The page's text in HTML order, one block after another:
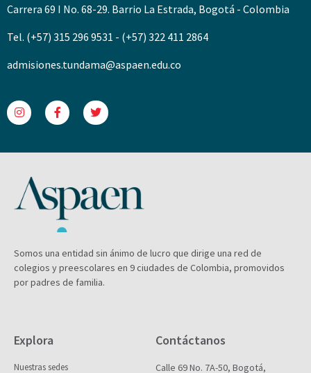
Carrera 69 I No. 68-29. Barrio La Estrada, Bogotá - Colombia
Tel. (+57) 315 296 9531 - (+57) 322 411 2864
admisiones.tundama@aspaen.edu.co
Somos una entidad sin ánimo de lucro que dirige una red de
colegios y preescolares en 9 ciudades de Colombia, promovidos
por padres de familia.
Explora
Nuestras sedes
Contáctanos
Calle 69 No. 7A-50, Bogotá,